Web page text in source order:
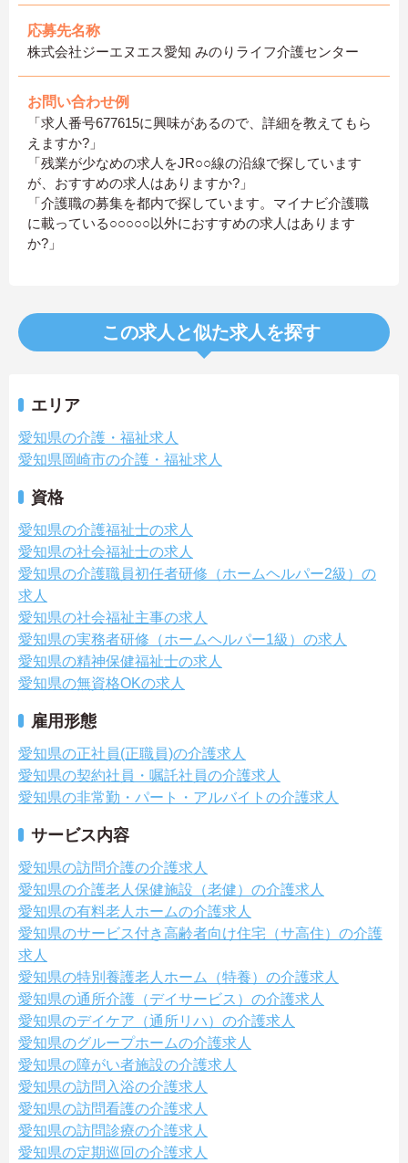
応募先名称
株式会社ジーエヌエス愛知 みのりライフ介護センター
お問い合わせ例
「求人番号677615に興味があるので、詳細を教えてもら
えますか?」
「残業が少なめの求人をJR○○線の沿線で探しています
が、おすすめの求人はありますか?」
「介護職の募集を都内で探しています。マイナビ介護職
に載っている○○○○○以外におすすめの求人はあります
か?」
この求人と似た求人を探す
エリア
愛知県の介護・福祉求人
愛知県岡崎市の介護・福祉求人
資格
愛知県の介護福祉士の求人
愛知県の社会福祉士の求人
愛知県の介護職員初任者研修（ホームヘルパー2級）の
求人
愛知県の社会福祉主事の求人
愛知県の実務者研修（ホームヘルパー1級）の求人
愛知県の精神保健福祉士の求人
愛知県の無資格OKの求人
雇用形態
愛知県の正社員(正職員)の介護求人
愛知県の契約社員・嘱託社員の介護求人
愛知県の非常勤・パート・アルバイトの介護求人
サービス内容
愛知県の訪問介護の介護求人
愛知県の介護老人保健施設（老健）の介護求人
愛知県の有料老人ホームの介護求人
愛知県のサービス付き高齢者向け住宅（サ高住）の介護
求人
愛知県の特別養護老人ホーム（特養）の介護求人
愛知県の通所介護（デイサービス）の介護求人
愛知県のデイケア（通所リハ）の介護求人
愛知県のグループホームの介護求人
愛知県の障がい者施設の介護求人
愛知県の訪問入浴の介護求人
愛知県の訪問看護の介護求人
愛知県の訪問診療の介護求人
愛知県の定期巡回の介護求人